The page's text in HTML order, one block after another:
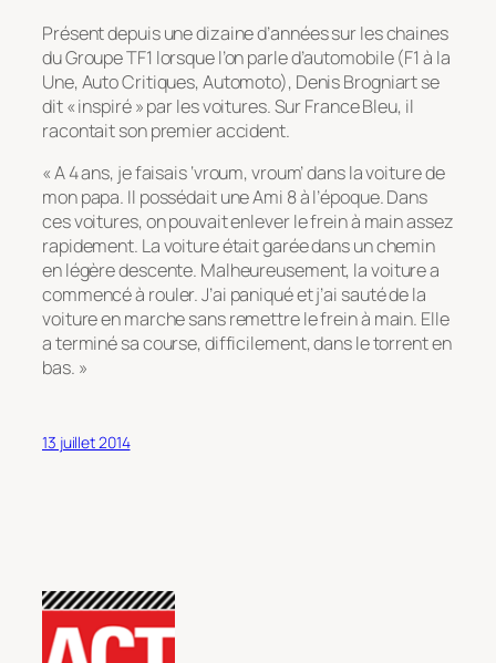
Présent depuis une dizaine d’années sur les chaines
du Groupe TF1 lorsque l’on parle d’automobile (F1 à la
Une, Auto Critiques, Automoto), Denis Brogniart se
dit « inspiré » par les voitures. Sur France Bleu, il
racontait son premier accident.
« A 4 ans, je faisais ‘vroum, vroum’ dans la voiture de
mon papa. Il possédait une Ami 8 à l’époque. Dans
ces voitures, on pouvait enlever le frein à main assez
rapidement. La voiture était garée dans un chemin
en légère descente. Malheureusement, la voiture a
commencé à rouler. J’ai paniqué et j’ai sauté de la
voiture en marche sans remettre le frein à main. Elle
a terminé sa course, difficilement, dans le torrent en
bas. »
13 juillet 2014